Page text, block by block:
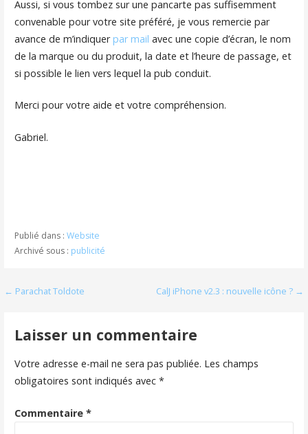
Aussi, si vous tombez sur une pancarte pas suffisemment
convenable pour votre site préféré, je vous remercie par
avance de m’indiquerpar mail avec une copie d’écran, le nom
de la marque ou du produit, la date et l’heure de passage, et
si possible le lien vers lequel la pub conduit.
Merci pour votre aide et votre compréhension.
Gabriel.
Publié dans : Website
Archivé sous : publicité
Navigation
l’article
← Parachat Toldote CalJ iPhone v2.3 : nouvelle icône ? →
Laisser un commentaire
Votre adresse e-mail ne sera pas publiée. Les champs
obligatoires sont indiqués avec *
Commentaire *